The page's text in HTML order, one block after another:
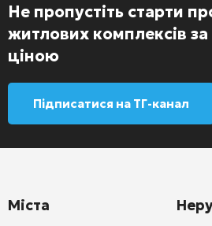
Не пропустіть старти
житлових комплексів
ціною
Підписатися на ТГ-канал
Міста